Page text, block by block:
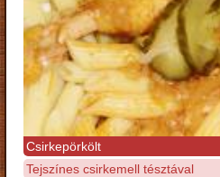
Csirkepörkölt
Tejszínes csirkemell tésztával